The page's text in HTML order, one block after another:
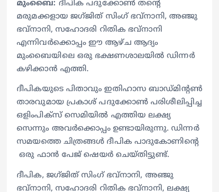
മുംബൈ: ദീപിക പദുക്കോൺ തന്‍റെ
മരുമക്കളായ ജഗ്ജിത് സിംഗ് ഭവ്നാനി, അഞ്ജു
ഭവ്നാനി, സഹോദരി റിതിക ഭവ്നാനി
എന്നിവർക്കൊപ്പം ഈ ആഴ്ച ആദ്യം
മുംബൈയിലെ ഒരു ഭക്ഷണശാലയിൽ ഡിന്നര്‍
കഴിക്കാന്‍ എത്തി.
ദീപികയുടെ പിതാവും ഇതിഹാസ ബാഡ്മിന്‍റണ്‍
താരവുമായ പ്രകാശ് പദുക്കോൺ പരിശീലിപ്പിച്ച
ഒളിംപിക്സ് സെമിയില്‍ എത്തിയ ലക്ഷ്യ
സെന്നും അവർക്കൊപ്പം ഉണ്ടായിരുന്നു. ഡിന്നര്‍
സമയത്തെ ചിത്രങ്ങൾ ദീപിക പാദുകോണിന്‍റെ
ഒരു ഫാൻ പേജ് ഷെയര്‍ ചെയ്തിട്ടുണ്ട്.
ദീപിക, ജഗ്ജിത് സിംഗ് ഭവ്നാനി, അഞ്ജു
ഭവ്നാനി, സഹോദരി റിതിക ഭവ്നാനി, ലക്ഷ്യ